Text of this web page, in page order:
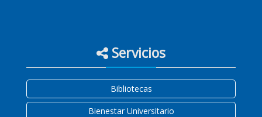
Servicios
Bibliotecas
Bienestar Universitario